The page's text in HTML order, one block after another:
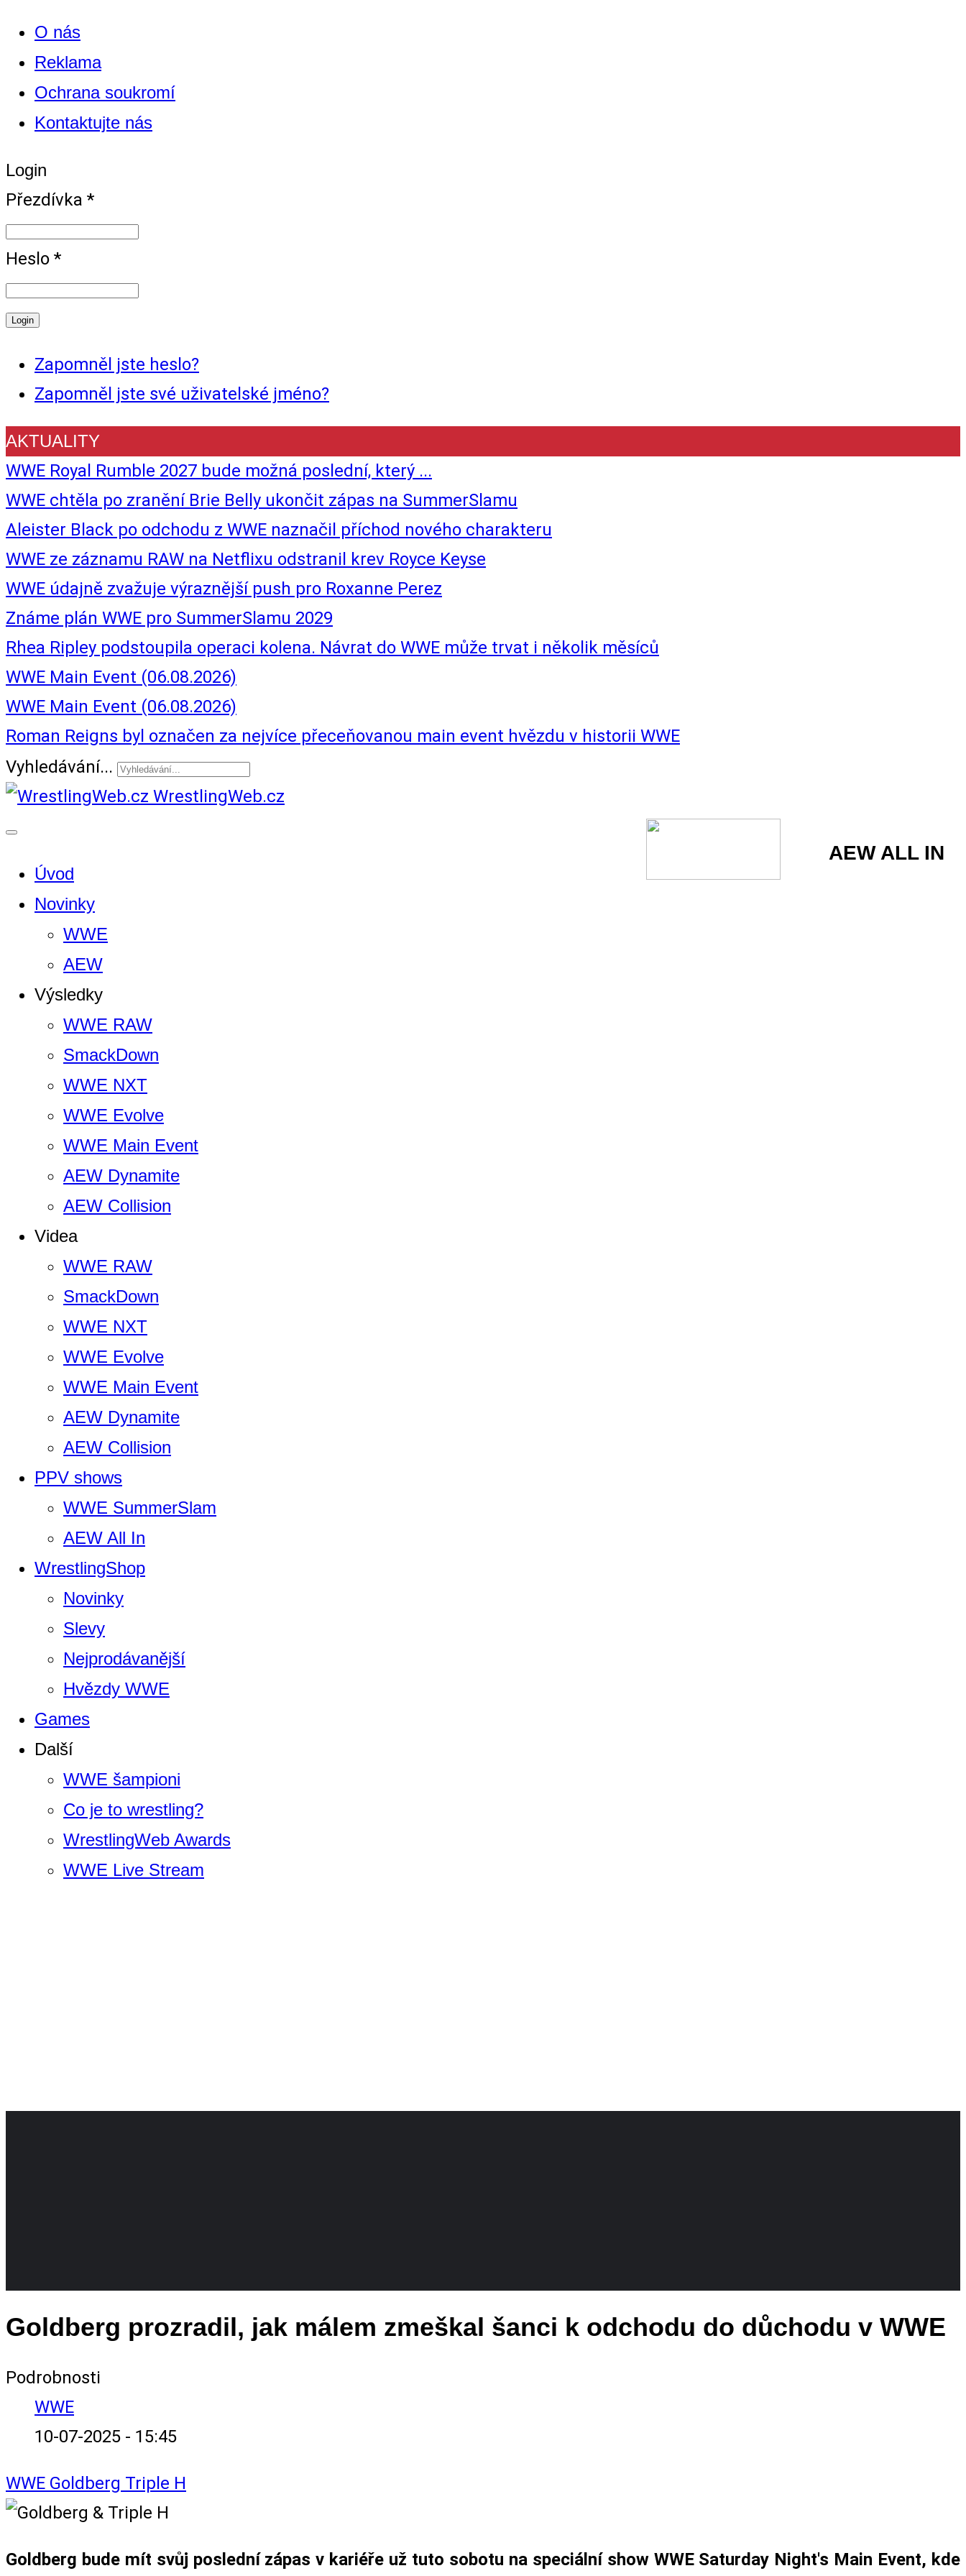
O nás
Reklama
Ochrana soukromí
Kontaktujte nás
Login
Přezdívka *
Heslo *
Zapomněl jste heslo?
Zapomněl jste své uživatelské jméno?
AKTUALITY
WWE Royal Rumble 2027 bude možná poslední, který ...
WWE chtěla po zranění Brie Belly ukončit zápas na SummerSlamu
Aleister Black po odchodu z WWE naznačil příchod nového charakteru
WWE ze záznamu RAW na Netflixu odstranil krev Royce Keyse
WWE údajně zvažuje výraznější push pro Roxanne Perez
Známe plán WWE pro SummerSlamu 2029
Rhea Ripley podstoupila operaci kolena. Návrat do WWE může trvat i několik měsíců
WWE Main Event (06.08.2026)
WWE Main Event (06.08.2026)
Roman Reigns byl označen za nejvíce přeceňovanou main event hvězdu v historii WWE
Vyhledávání...
WrestlingWeb.cz
AEW ALL IN
Úvod
Novinky
WWE
AEW
Výsledky
WWE RAW
SmackDown
WWE NXT
WWE Evolve
WWE Main Event
AEW Dynamite
AEW Collision
Videa
WWE RAW
SmackDown
WWE NXT
WWE Evolve
WWE Main Event
AEW Dynamite
AEW Collision
PPV shows
WWE SummerSlam
AEW All In
WrestlingShop
Novinky
Slevy
Nejprodávanější
Hvězdy WWE
Games
Další
WWE šampioni
Co je to wrestling?
WrestlingWeb Awards
WWE Live Stream
Goldberg prozradil, jak málem zmeškal šanci k odchodu do důchodu v WWE
Podrobnosti
WWE
10-07-2025 - 15:45
WWE Goldberg Triple H
Goldberg bude mít svůj poslední zápas v kariéře už tuto sobotu na speciální show WWE Saturday Night's Main Event, kde